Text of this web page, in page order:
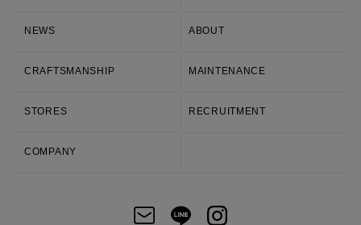
NEWS ABOUT
CRAFTSMANSHIP MAINTENANCE
STORES RECRUITMENT
COMPANY